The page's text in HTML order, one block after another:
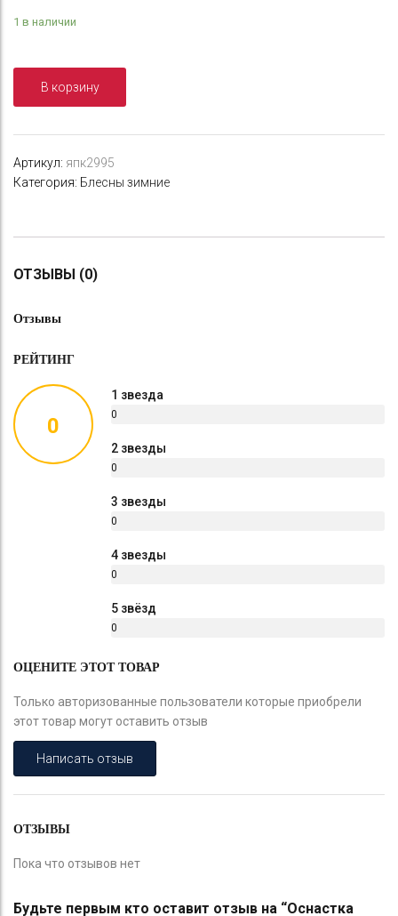
1 в наличии
В корзину
Артикул: япк2995
Категория: Блесны зимние
ОТЗЫВЫ (0)
Отзывы
РЕЙТИНГ
0
1 звезда
0
2 звезды
0
3 звезды
0
4 звезды
0
5 звёзд
0
ОЦЕНИТЕ ЭТОТ ТОВАР
Только авторизованные пользователи которые приобрели
этот товар могут оставить отзыв
Написать отзыв
ОТЗЫВЫ
Пока что отзывов нет
Будьте первым кто оставит отзыв на “Оснастка